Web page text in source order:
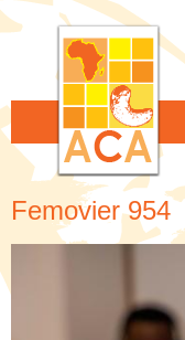
Femovier 954